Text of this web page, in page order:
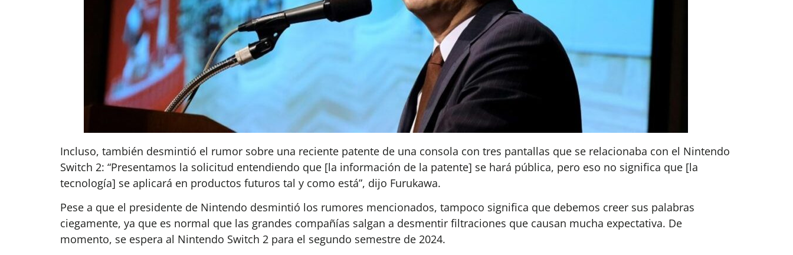
Incluso, también desmintió el rumor sobre una reciente patente de una consola con tres pantallas que se relacionaba con el Nintendo
Switch 2: “Presentamos la solicitud entendiendo que [la información de la patente] se hará pública, pero eso no significa que [la
tecnología] se aplicará en productos futuros tal y como está”, dijo Furukawa.
Pese a que el presidente de Nintendo desmintió los rumores mencionados, tampoco significa que debemos creer sus palabras
ciegamente, ya que es normal que las grandes compañías salgan a desmentir filtraciones que causan mucha expectativa. De
momento, se espera al Nintendo Switch 2 para el segundo semestre de 2024.